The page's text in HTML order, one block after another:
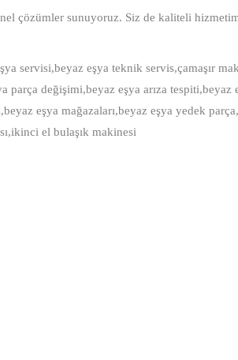
çözümler sunuyoruz. Siz de kaliteli
servisi,beyaz eşya teknik servis,çamaşır
parça değişimi,beyaz eşya arıza tespiti,beyaz
eşya mağazaları,beyaz eşya yedek
el bulaşık makinesi